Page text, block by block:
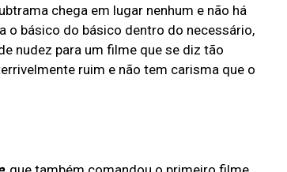
chega em lugar nenhum e não há
o básico do básico dentro do necessário,
nudez para um filme que se diz tão
ruim e não tem carisma que o